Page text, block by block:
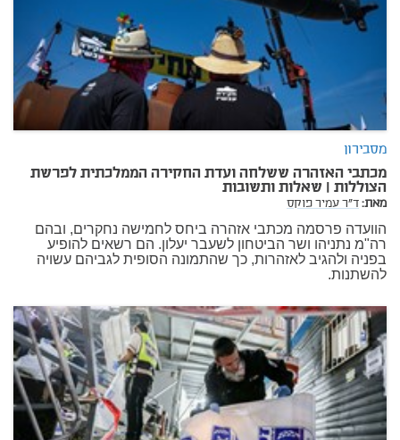
מסבירון
מכתבי האזהרה ששלחה ועדת החקירה הממלכתית לפרשת
הצוללות | שאלות ותשובות
מאת:ד"ר עמיר פוקס
הוועדה פרסמה מכתבי אזהרה ביחס לחמישה נחקרים, ובהם
רה"מ נתניהו ושר הביטחון לשעבר יעלון. הם רשאים להופיע
בפניה ולהגיב לאזהרות, כך שהתמונה הסופית לגביהם עשויה
להשתנות.